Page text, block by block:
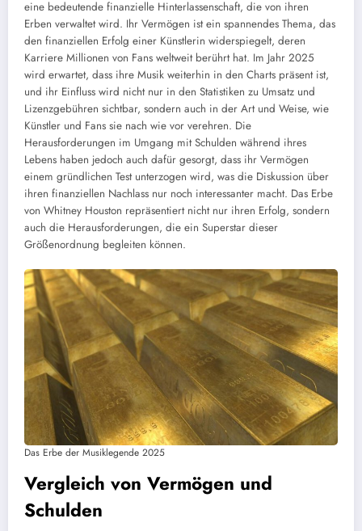
eine bedeutende finanzielle Hinterlassenschaft, die von ihren
Erben verwaltet wird. Ihr Vermögen ist ein spannendes Thema, das
den finanziellen Erfolg einer Künstlerin widerspiegelt, deren
Karriere Millionen von Fans weltweit berührt hat. Im Jahr 2025
wird erwartet, dass ihre Musik weiterhin in den Charts präsent ist,
und ihr Einfluss wird nicht nur in den Statistiken zu Umsatz und
Lizenzgebühren sichtbar, sondern auch in der Art und Weise, wie
Künstler und Fans sie nach wie vor verehren. Die
Herausforderungen im Umgang mit Schulden während ihres
Lebens haben jedoch auch dafür gesorgt, dass ihr Vermögen
einem gründlichen Test unterzogen wird, was die Diskussion über
ihren finanziellen Nachlass nur noch interessanter macht. Das Erbe
von Whitney Houston repräsentiert nicht nur ihren Erfolg, sondern
auch die Herausforderungen, die ein Superstar dieser
Größenordnung begleiten können.
Das Erbe der Musiklegende 2025
Vergleich von Vermögen und
Schulden